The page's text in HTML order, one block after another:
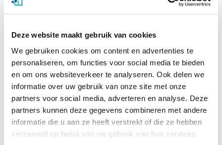
Deze website maakt gebruik van cookies
We gebruiken cookies om content en advertenties te
personaliseren, om functies voor social media te bieden
en om ons websiteverkeer te analyseren. Ook delen we
informatie over uw gebruik van onze site met onze
partners voor social media, adverteren en analyse. Deze
partners kunnen deze gegevens combineren met andere
informatie die u aan ze heeft verstrekt of die ze hebben
verzameld op basis van uw gebruik van hun services.
Peper 2 - Dippen